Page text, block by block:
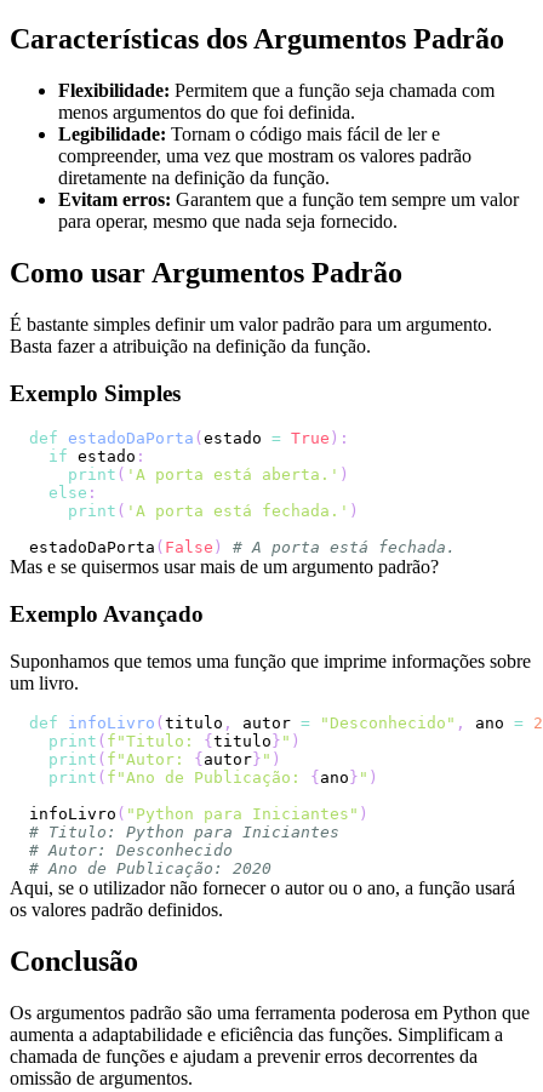
Características dos Argumentos Padrão
Flexibilidade: Permitem que a função seja chamada com
menos argumentos do que foi definida.
Legibilidade: Tornam o código mais fácil de ler e
compreender, uma vez que mostram os valores padrão
diretamente na definição da função.
Evitam erros: Garantem que a função tem sempre um valor
para operar, mesmo que nada seja fornecido.
Como usar Argumentos Padrão
É bastante simples definir um valor padrão para um argumento.
Basta fazer a atribuição na definição da função.
Exemplo Simples
def estadoDaPorta ( estado = True ) :
if estado :
print ( 'A porta está aberta.' )
else :
print ( 'A porta está fechada.' )
estadoDaPorta ( False ) # A porta está fechada.
Mas e se quisermos usar mais de um argumento padrão?
Exemplo Avançado
Suponhamos que temos uma função que imprime informações sobre
um livro.
def infoLivro ( titulo , autor = "Desconhecido" , ano =
print ( f"Titulo: { titulo } " )
print ( f"Autor: { autor } " )
print ( f"Ano de Publicação: { ano } " )
infoLivro ( "Python para Iniciantes" )
# Titulo: Python para Iniciantes
# Autor: Desconhecido
# Ano de Publicação: 2020
Aqui, se o utilizador não fornecer o autor ou o ano, a função usará
os valores padrão definidos.
Conclusão
Os argumentos padrão são uma ferramenta poderosa em Python que
aumenta a adaptabilidade e eficiência das funções. Simplificam a
chamada de funções e ajudam a prevenir erros decorrentes da
omissão de argumentos.